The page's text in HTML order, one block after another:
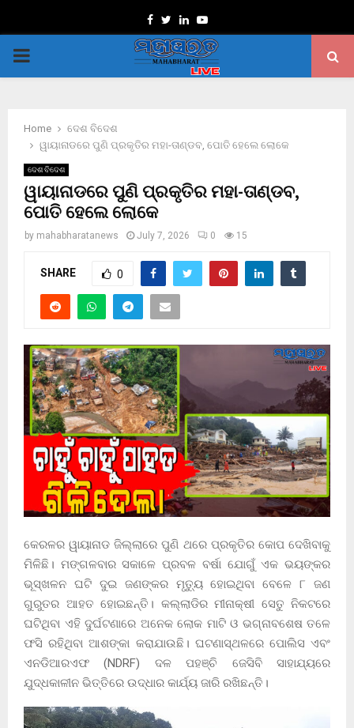
Facebook
TwitterLinkedinYoutube
PRIMARY
Home
ଦେଶ ବିଦେଶ
ୱାୟାନାଡରେ ପୁଣି ପ୍ରକୃତିର ମହା-ତାଣ୍ଡବ, ପୋତି ହେଲେ ଲୋକେ
ଦେଶ ବିଦେଶ
ୱାୟାନାଡରେ ପୁଣି ପ୍ରକୃତିର ମହା-ତାଣ୍ଡବ,
ପୋତି ହେଲେ ଲୋକେ
by mahabharatanews July 7, 2026 0 15
SHARE 0
କେରଳର ୱାୟାନାଡ ଜିଲ୍ଲାରେ ପୁଣି ଥରେ ପ୍ରକୃତିର କୋପ ଦେଖିବାକୁ
ମିଳିଛି। ମଙ୍ଗଳବାର ସକାଳେ ପ୍ରବଳ ବର୍ଷା ଯୋଗୁଁ ଏକ ଭୟଙ୍କର
ଭୂସ୍ଖଳନ ଘଟି ଦୁଇ ଜଣଙ୍କର ମୃତ୍ୟୁ ହୋଇଥିବା ବେଳେ ୮ ଜଣ
ଗୁରୁତର ଆହତ ହୋଇଛନ୍ତି। କଲ୍ଲାଡିର ମୀନାକ୍ଷୀ ସେତୁ ନିକଟରେ
ଘଟିଥିବା ଏହି ଦୁର୍ଘଟଣାରେ ଅନେକ ଲୋକ ମାଟି ଓ ଭଗ୍ନାବଶେଷ ତଳେ
ଫସି ରହିଥିବା ଆଶଙ୍କା କରାଯାଉଛି। ଘଟଣାସ୍ଥଳରେ ପୋଲିସ ଏବଂ
ଏନଡିଆରଏଫ (NDRF) ଦଳ ପହଞ୍ଚି ଜେସିବି ସାହାଯ୍ୟରେ
ଯୁଦ୍ଧକାଳୀନ ଭିତ୍ତିରେ ଉଦ୍ଧାର କାର୍ଯ୍ୟ ଜାରି ରଖିଛନ୍ତି।